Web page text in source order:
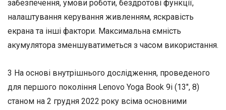
забезпечення, умови роботи, бездротові функції,
налаштування керування живленням, яскравість
екрана та інші фактори. Максимальна ємність
акумулятора зменшуватиметься з часом використання.
3 На основі внутрішнього дослідження, проведеного
для першого покоління Lenovo Yoga Book 9i (13″, 8)
станом на 2 грудня 2022 року всіма основними